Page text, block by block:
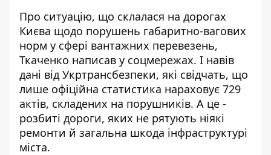
Про ситуацію, що склалася на дорогах
Києва щодо порушень габаритно-вагових
норм у сфері вантажних перевезень,
Ткаченко написав у соцмережах. І навів
дані від Укртрансбезпеки, які свідчать, що
лише офіційна статистика нараховує 729
актів, складених на порушників. А це -
розбиті дороги, яких не рятують ніякі
ремонти й загальна шкода інфраструктурі
міста.